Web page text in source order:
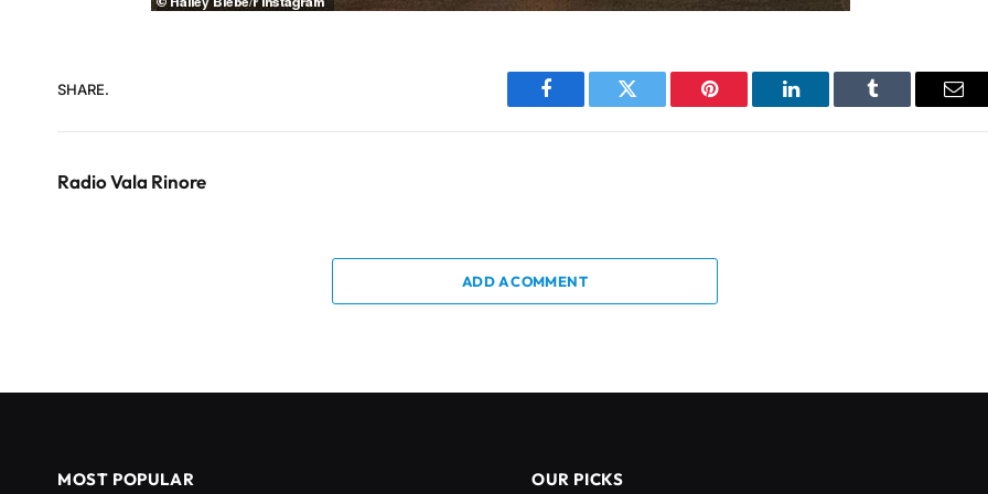
SHARE.
Facebook Twitter Pinterest LinkedIn Tumblr
Radio Vala Rinore
ADD A COMMENT
MOST POPULAR OUR PICKS